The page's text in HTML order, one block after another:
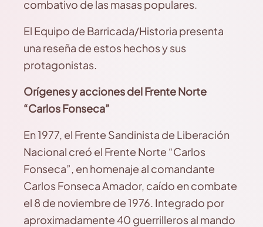
combativo de las masas populares.
El Equipo de Barricada/Historia presenta
una reseña de estos hechos y sus
protagonistas.
Orígenes y acciones del Frente Norte
“Carlos Fonseca”
En 1977, el Frente Sandinista de Liberación
Nacional creó el Frente Norte “Carlos
Fonseca”, en homenaje al comandante
Carlos Fonseca Amador, caído en combate
el 8 de noviembre de 1976. Integrado por
aproximadamente 40 guerrilleros al mando